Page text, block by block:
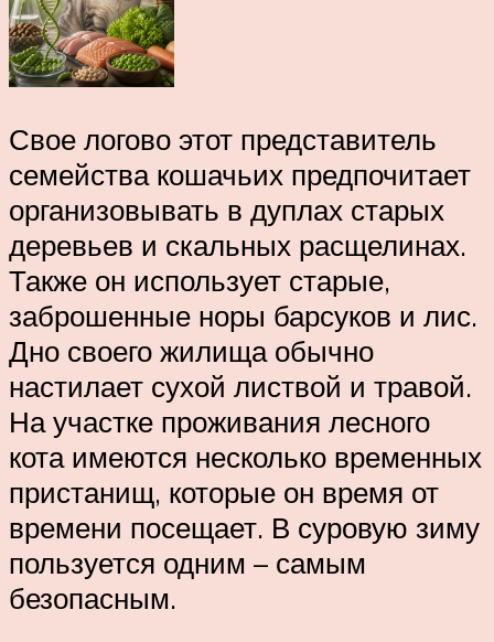
Свое логово этот представитель
семейства кошачьих предпочитает
организовывать в дуплах старых
деревьев и скальных расщелинах.
Также он использует старые,
заброшенные норы барсуков и лис.
Дно своего жилища обычно
настилает сухой листвой и травой.
На участке проживания лесного
кота имеются несколько временных
пристанищ, которые он время от
времени посещает. В суровую зиму
пользуется одним – самым
безопасным.